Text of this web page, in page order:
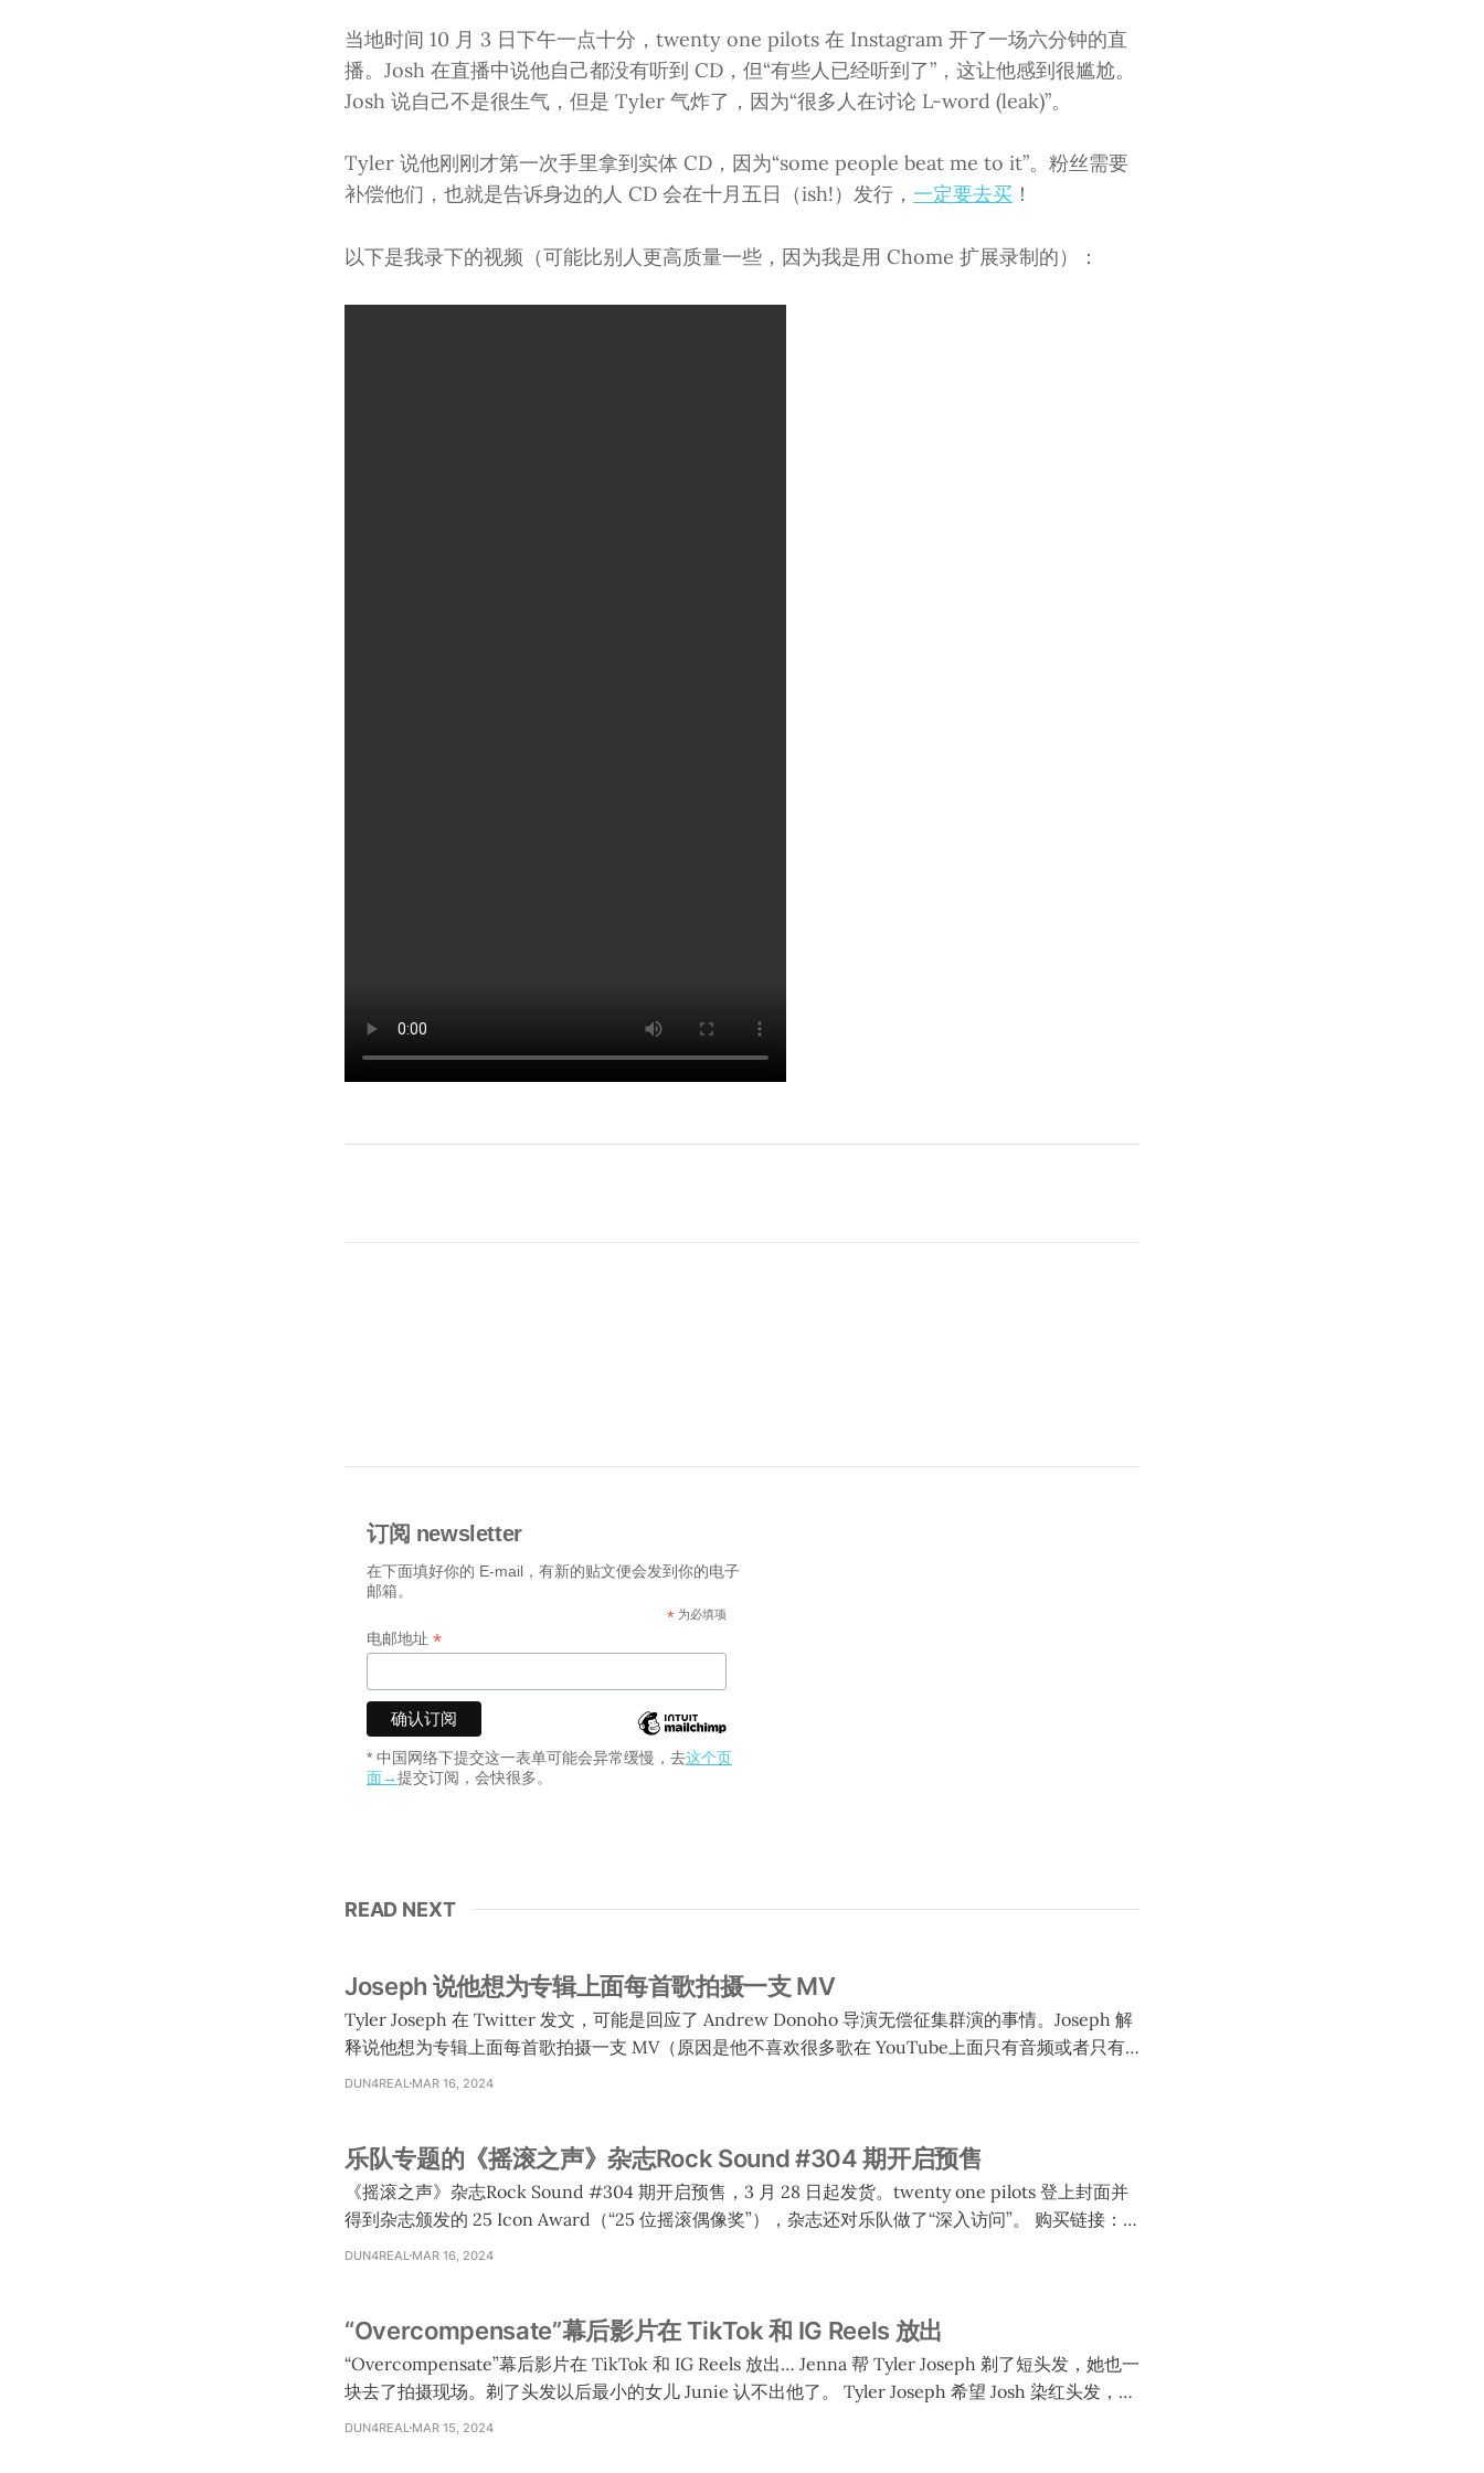
当地时间 10 月 3 日下午一点十分，twenty one pilots 在 Instagram 开了一场六分钟的直
播。Josh 在直播中说他自己都没有听到 CD，但“有些人已经听到了”，这让他感到很尴尬。
Josh 说自己不是很生气，但是 Tyler 气炸了，因为“很多人在讨论 L-word (leak)”。
Tyler 说他刚刚才第一次手里拿到实体 CD，因为“some people beat me to it”。粉丝需要
补偿他们，也就是告诉身边的人 CD 会在十月五日（ish!）发行， 一定要去买 ！
以下是我录下的视频（可能比别人更高质量一些，因为我是用 Chome 扩展录制的）：
订阅 newsletter
在下面填好你的 E-mail，有新的贴文便会发到你的电子
邮箱。
* 为必填项
电邮地址 *
* 中国网络下提交这一表单可能会异常缓慢，去这个页
面→提交订阅，会快很多。
READ NEXT
Joseph 说他想为专辑上面每首歌拍摄一支 MV
Tyler Joseph 在 Twitter 发文，可能是回应了 Andrew Donoho 导演无偿征集群演的事情。Joseph 解
释说他想为专辑上面每首歌拍摄一支 MV（原因是他不喜欢很多歌在 YouTube上面只有音频或者只有
visualizer），当中一些 MV 会是低成本作品。一共 13 首歌，当中一首有两个版本（估计是 Jenna 和
一支 MV，Josh 说他还要一段时间考虑。Joseph 说如果有后续的话他会继续更新此事。
DUN4REAL MAR 16, 2024
乐队专题的《摇滚之声》杂志Rock Sound #304 期开启预售
《摇滚之声》杂志Rock Sound #304 期开启预售，3 月 28 日起发货。twenty one pilots 登上封面并
得到杂志颁发的 25 Icon Award（“25 位摇滚偶像奖”），杂志还对乐队做了“深入访问”。 购买链接：
us.shop.rocksound.tv/~ Twenty One Pilots are Rock Sound 25 Icons As they accept their Icon
DUN4REAL MAR 16, 2024
“Overcompensate”幕后影片在 TikTok 和 IG Reels 放出
“Overcompensate”幕后影片在 TikTok 和 IG Reels 放出… Jenna 帮 Tyler Joseph 剃了短头发，她也一
块去了拍摄现场。剃了头发以后最小的女儿 Junie 认不出他了。 Tyler Joseph 希望 Josh 染红头发，但
是他只染了鬓角和边上的地方。Joseph 觉得他染得不够多，在镜头上不明显。 Tyler Joseph 让 Josh
DUN4REAL MAR 15, 2024